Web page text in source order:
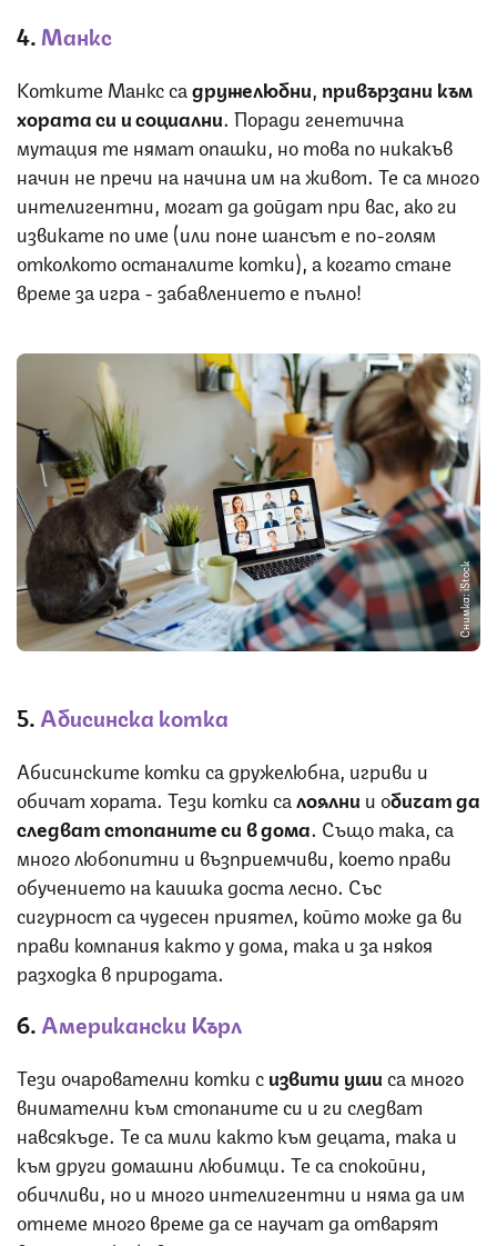
4. Манкс
Котките Манкс садружелюбни привързани към
хората си и социални. Поради генетична
мутация те нямат опашки, но това по никакъв
начин не пречи на начина им на живот. Те са много
интелигентни, могат да дойдат при вас, ако ги
извикате по име (или поне шансът е по-голям
отколкото останалите котки), а когато стане
време за игра - забавлението е пълно!
Снимка: iStock
5. Абисинска котка
Абисинските котки са дружелюбна, игриви и
обичат хората. Тези котки са лоялни и обичат да
следват стопаните си в дома. Също така, са
много любопитни и възприемчиви, което прави
обучението на каишка доста лесно. Със
сигурност са чудесен приятел, който може да ви
прави компания както у дома, така и за някоя
разходка в природата.
6. Американски Кърл
Тези очарователни котки сизвити ушиса много
внимателни към стопаните си и ги следват
навсякъде. Те са мили както към децата, така и
към други домашни любимци. Те са спокойни,
обичливи, но и много интелигентни и няма да им
отнеме много време да се научат да отварят